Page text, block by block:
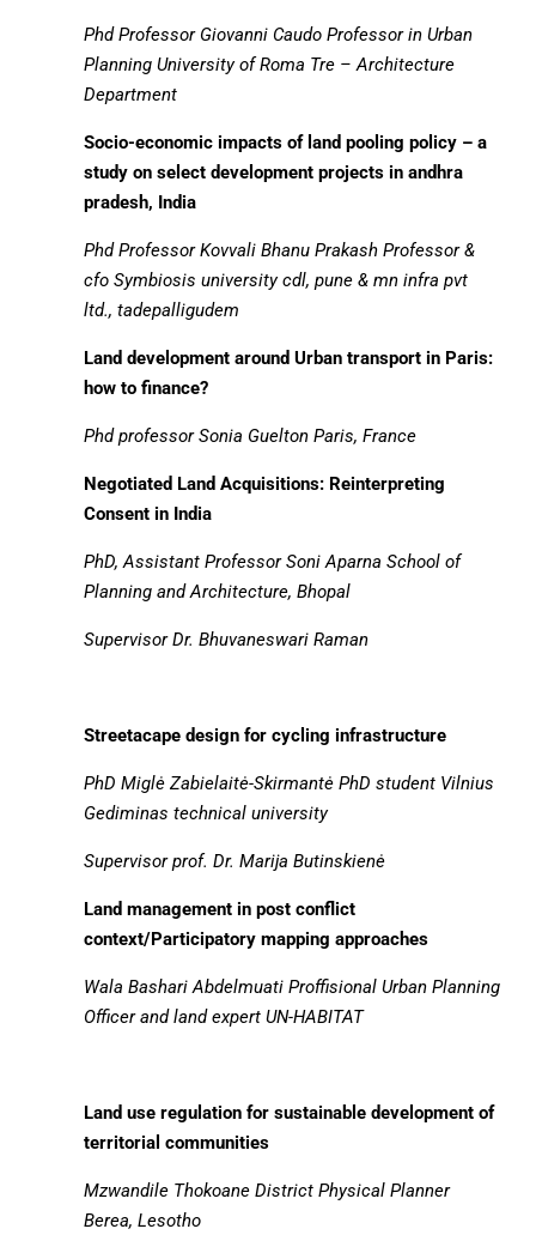
Phd Professor Giovanni Caudo Professor in Urban
Planning University of Roma Tre – Architecture
Department
Socio-economic impacts of land pooling policy – a
study on select development projects in andhra
pradesh, India
Phd Professor Kovvali Bhanu Prakash Professor &
cfo Symbiosis university cdl, pune & mn infra pvt
ltd., tadepalligudem
Land development around Urban transport in Paris:
how to finance?
Phd professor Sonia Guelton Paris, France
Negotiated Land Acquisitions: Reinterpreting
Consent in India
PhD, Assistant Professor Soni Aparna School of
Planning and Architecture, Bhopal
Supervisor Dr. Bhuvaneswari Raman
Streetacape design for cycling infrastructure
PhD Miglė Zabielaitė-Skirmantė PhD student Vilnius
Gediminas technical university
Supervisor prof. Dr. Marija Butinskienė
Land management in post conflict
context/Participatory mapping approaches
Wala Bashari Abdelmuati Proffisional Urban Planning
Officer and land expert UN-HABITAT
Land use regulation for sustainable development of
territorial communities
Mzwandile Thokoane District Physical Planner
Berea, Lesotho